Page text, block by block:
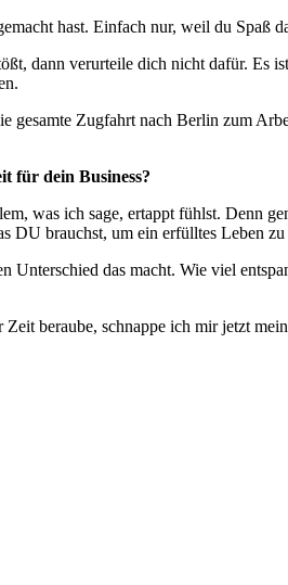
hast. Einfach nur, weil du Spaß
dann verurteile dich nicht dafür. Es
gesamte Zugfahrt nach Berlin zum
für dein Business?
was ich sage, ertappt fühlst. Denn
DU brauchst, um ein erfülltes Leben zu
Unterschied das macht. Wie viel
beraube, schnappe ich mir jetzt